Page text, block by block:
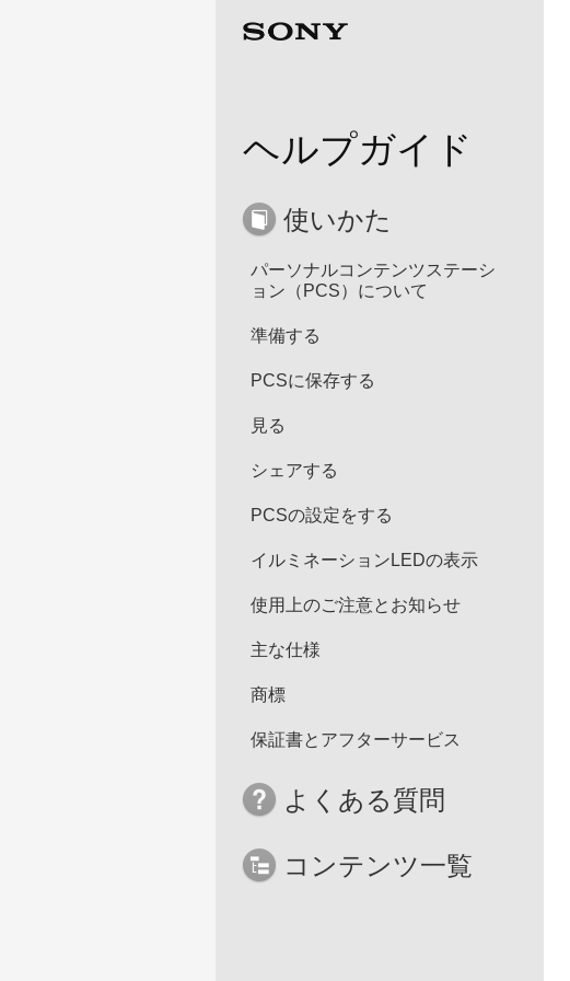
ヘルプガイド
使いかた
パーソナルコンテンツステーシ
ョン（PCS）について
準備する
PCSに保存する
見る
シェアする
PCSの設定をする
イルミネーションLEDの表示
使用上のご注意とお知らせ
主な仕様
商標
保証書とアフターサービス
よくある質問
コンテンツ一覧